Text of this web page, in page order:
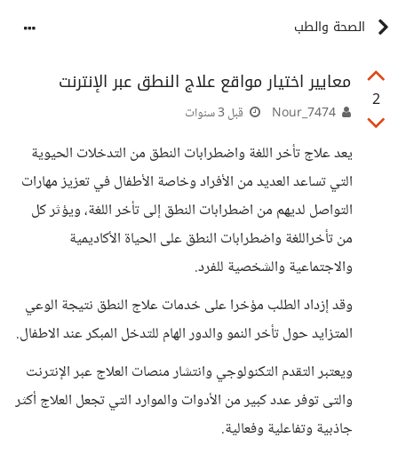
الصحة والطب
2
معايير اختيار مواقع علاج النطق عبر الإنترنت
قبل 3 سنوات
يعد علاج تأخر اللغة واضطرابات النطق من التدخلات الحيوية
التي تساعد العديد من الأفراد وخاصة الأطفال في تعزيز مهارات
التواصل لديهم من اضطرابات النطق إلى تأخر اللغة، ويؤثر كل
من تأخراللغة واضطرابات النطق على الحياة الأكاديمية
والاجتماعية والشخصية للفرد.
وقد إزداد الطلب مؤخرا على خدمات علاج النطق نتيجة الوعي
المتزايد حول تأخر النمو والدور الهام للتدخل المبكر عند الاطفال.
ويعتبر التقدم التكنولوجي وانتشار منصات العلاج عبر الإنترنت
والتى توفر عدد كبير من الأدوات والموارد التي تجعل العلاج أكثر
جاذبية وتفاعلية وفعالية.